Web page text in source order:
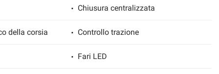
Chiusura centralizzata
della corsia Controllo trazione
Fari LED